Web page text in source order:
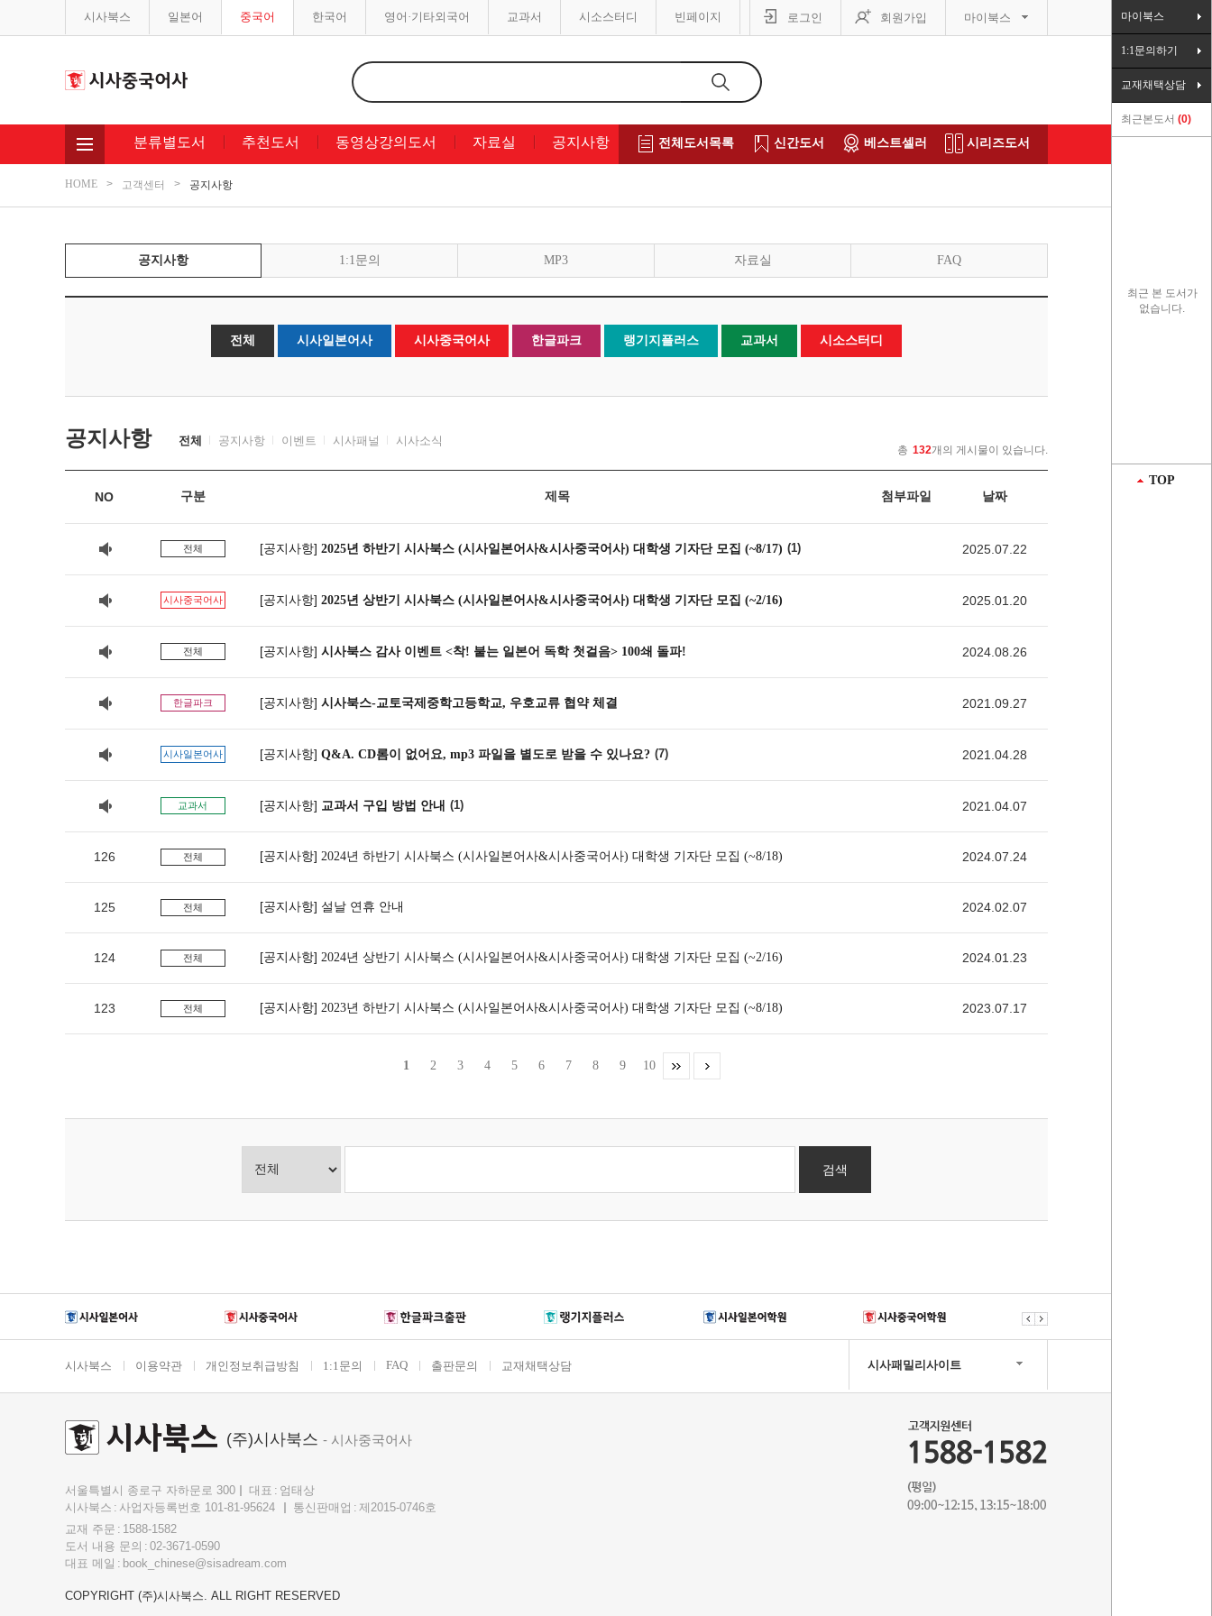
시사북스 일본어 중국어 한국어 영어·기타외국어 교과서 시소스터디 빈페이지 로그인 회원가입 마이북스
분류별도서 추천도서 동영상강의도서 자료실 공지사항 전체도서목록 신간도서 베스트셀러 시리즈도서
HOME 고객센터 공지사항
공지사항 1:1문의 MP3 자료실 FAQ
전체 시사일본어사 시사중국어사 한글파크 랭기지플러스 교과서 시소스터디
공지사항 전체 공지사항 이벤트 시사패널 시사소식
총 132개의 게시물이 있습니다.
NO 구분 제목 첨부파일 날짜
전체 공지사항 2025년 하반기 시사북스 (시사일본어사&시사중국어사) 대학생 기자단 모집 (~8/17) 1 2025.07.22
시사중국어사 공지사항 2025년 상반기 시사북스 (시사일본어사&시사중국어사) 대학생 기자단 모집 (~2/16) 2025.01.20
전체 공지사항 시사북스 감사 이벤트 <착! 붙는 일본어 독학 첫걸음> 100쇄 돌파! 2024.08.26
한글파크 공지사항 시사북스-교토국제중학고등학교, 우호교류 협약 체결 2021.09.27
시사일본어사 공지사항 Q&A. CD롬이 없어요, mp3 파일을 별도로 받을 수 있나요? 7 2021.04.28
교과서 공지사항 교과서 구입 방법 안내 1 2021.04.07
126 전체 공지사항 2024년 하반기 시사북스 (시사일본어사&시사중국어사) 대학생 기자단 모집 (~8/18) 2024.07.24
125 전체 공지사항 설날 연휴 안내 2024.02.07
124 전체 공지사항 2024년 상반기 시사북스 (시사일본어사&시사중국어사) 대학생 기자단 모집 (~2/16) 2024.01.23
123 전체 공지사항 2023년 하반기 시사북스 (시사일본어사&시사중국어사) 대학생 기자단 모집 (~8/18) 2023.07.17
1 2 3 4 5 6 7 8 9 10
검색
시사북스 이용약관 개인정보취급방침 1:1문의 FAQ 출판문의 교재채택상담 시사패밀리사이트
(주)시사북스 - 시사중국어사
서울특별시 종로구 자하문로 300 대표
엄태상
시사북스
사업자등록번호 101-81-95624 통신판매업
제2015-0746호
교재 주문
1588-1582
도서 내용 문의
02-3671-0590
대표 메일
book_chinese@sisadream.com
COPYRIGHT (주)시사북스. ALL RIGHT RESERVED
마이북스
1:1문의하기
교재채택상담
최근본도서 0
최근 본 도서가
없습니다.
TOP